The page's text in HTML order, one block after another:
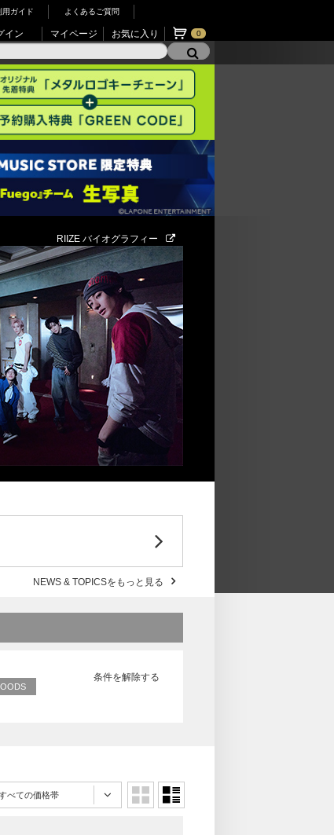
用ガイド よくあるご質問
イン マイページ お気に入り 0
RIIZE バイオグラフィー
NEWS & TOPICSをもっと見る
条件を解除する
べての価格帯